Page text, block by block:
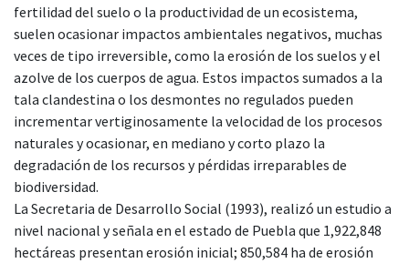
fertilidad del suelo o la productividad de un ecosistema,
suelen ocasionar impactos ambientales negativos, muchas
veces de tipo irreversible, como la erosión de los suelos y el
azolve de los cuerpos de agua. Estos impactos sumados a la
tala clandestina o los desmontes no regulados pueden
incrementar vertiginosamente la velocidad de los procesos
naturales y ocasionar, en mediano y corto plazo la
degradación de los recursos y pérdidas irreparables de
biodiversidad.
La Secretaria de Desarrollo Social (1993), realizó un estudio a
nivel nacional y señala en el estado de Puebla que 1,922,848
hectáreas presentan erosión inicial; 850,584 ha de erosión